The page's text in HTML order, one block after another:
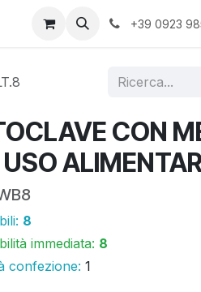
tecnica I nostri partner
+39 0923
CON
USO
8
immediata: 8
confezione: 1